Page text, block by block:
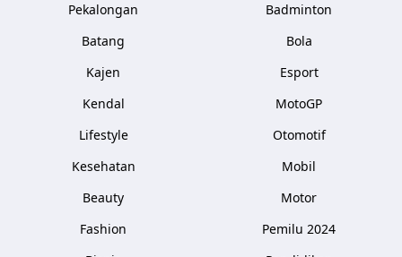
Pekalongan
Batang
Kajen
Kendal
Lifestyle
Kesehatan
Beauty
Fashion
Badminton
Bola
Esport
MotoGP
Otomotif
Mobil
Motor
Pemilu 2024